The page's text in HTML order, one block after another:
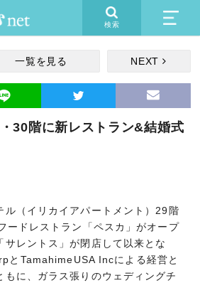
検索
一覧を見る NEXT
30階に新レストラン&結婚式
ル（イリカイアパートメント）29階
ードレストラン「ペスカ」がオープ
サレントス」が閉店して以来とな
とTamahimeUSA Incによる経営と
もに、ガラス張りのウェディングチ